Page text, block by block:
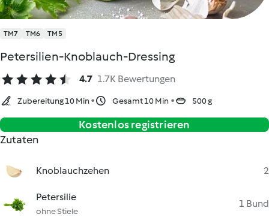
TM7 TM6 TM5
Petersilien-Knoblauch-Dressing
4.7 1.7K Bewertungen
Zubereitung 10 Min Gesamt 10 Min 500 g
Kostenlos registrieren
Zutaten
Knoblauchzehen 2
Petersilie
ohne Stiele
1 Bund